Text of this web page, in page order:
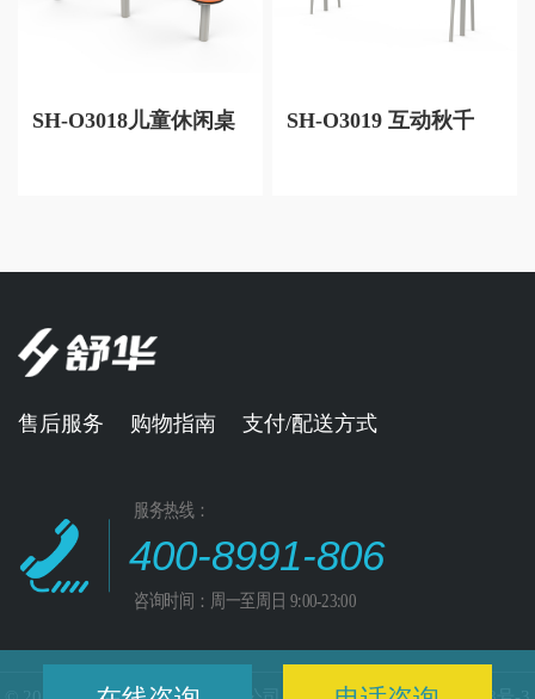
SH-O3018儿童休闲桌 SH-O3019 互动秋千
售后服务 购物指南 支付/配送方式
服务热线：
400-8991-806
咨询时间：周一至周日 9:00-23:00